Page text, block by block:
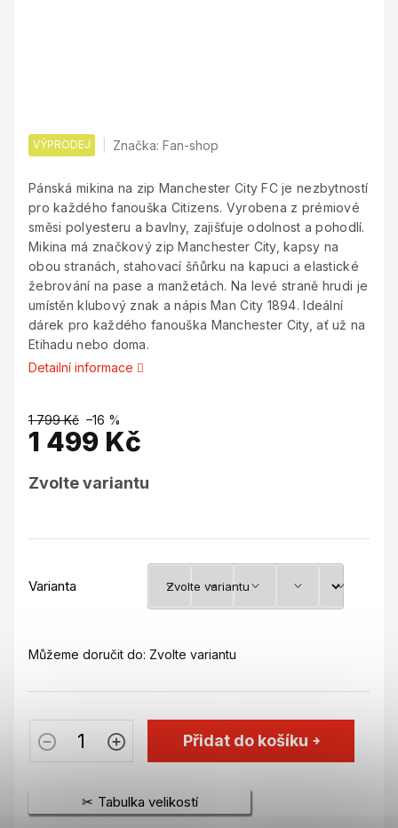
VÝPRODEJ Značka:Fan-shop
Pánská mikina na zip Manchester City FC je nezbytností
pro každého fanouška Citizens. Vyrobena z prémiové
směsi polyesteru a bavlny, zajišťuje odolnost a pohodlí.
Mikina má značkový zip Manchester City, kapsy na
obou stranách, stahovací šňůrku na kapuci a elastické
žebrování na pase a manžetách. Na levé straně hrudi je
umístěn klubový znak a nápis Man City 1894. Ideální
dárek pro každého fanouška Manchester City, ať už na
Etihadu nebo doma.
Detailní informace
1 799 Kč –16 %
1 499 Kč
cena:
Zvolte variantu
Varianta
Můžeme doručit do: Zvolte variantu
Přidat do košíku
Tabulka velikostí